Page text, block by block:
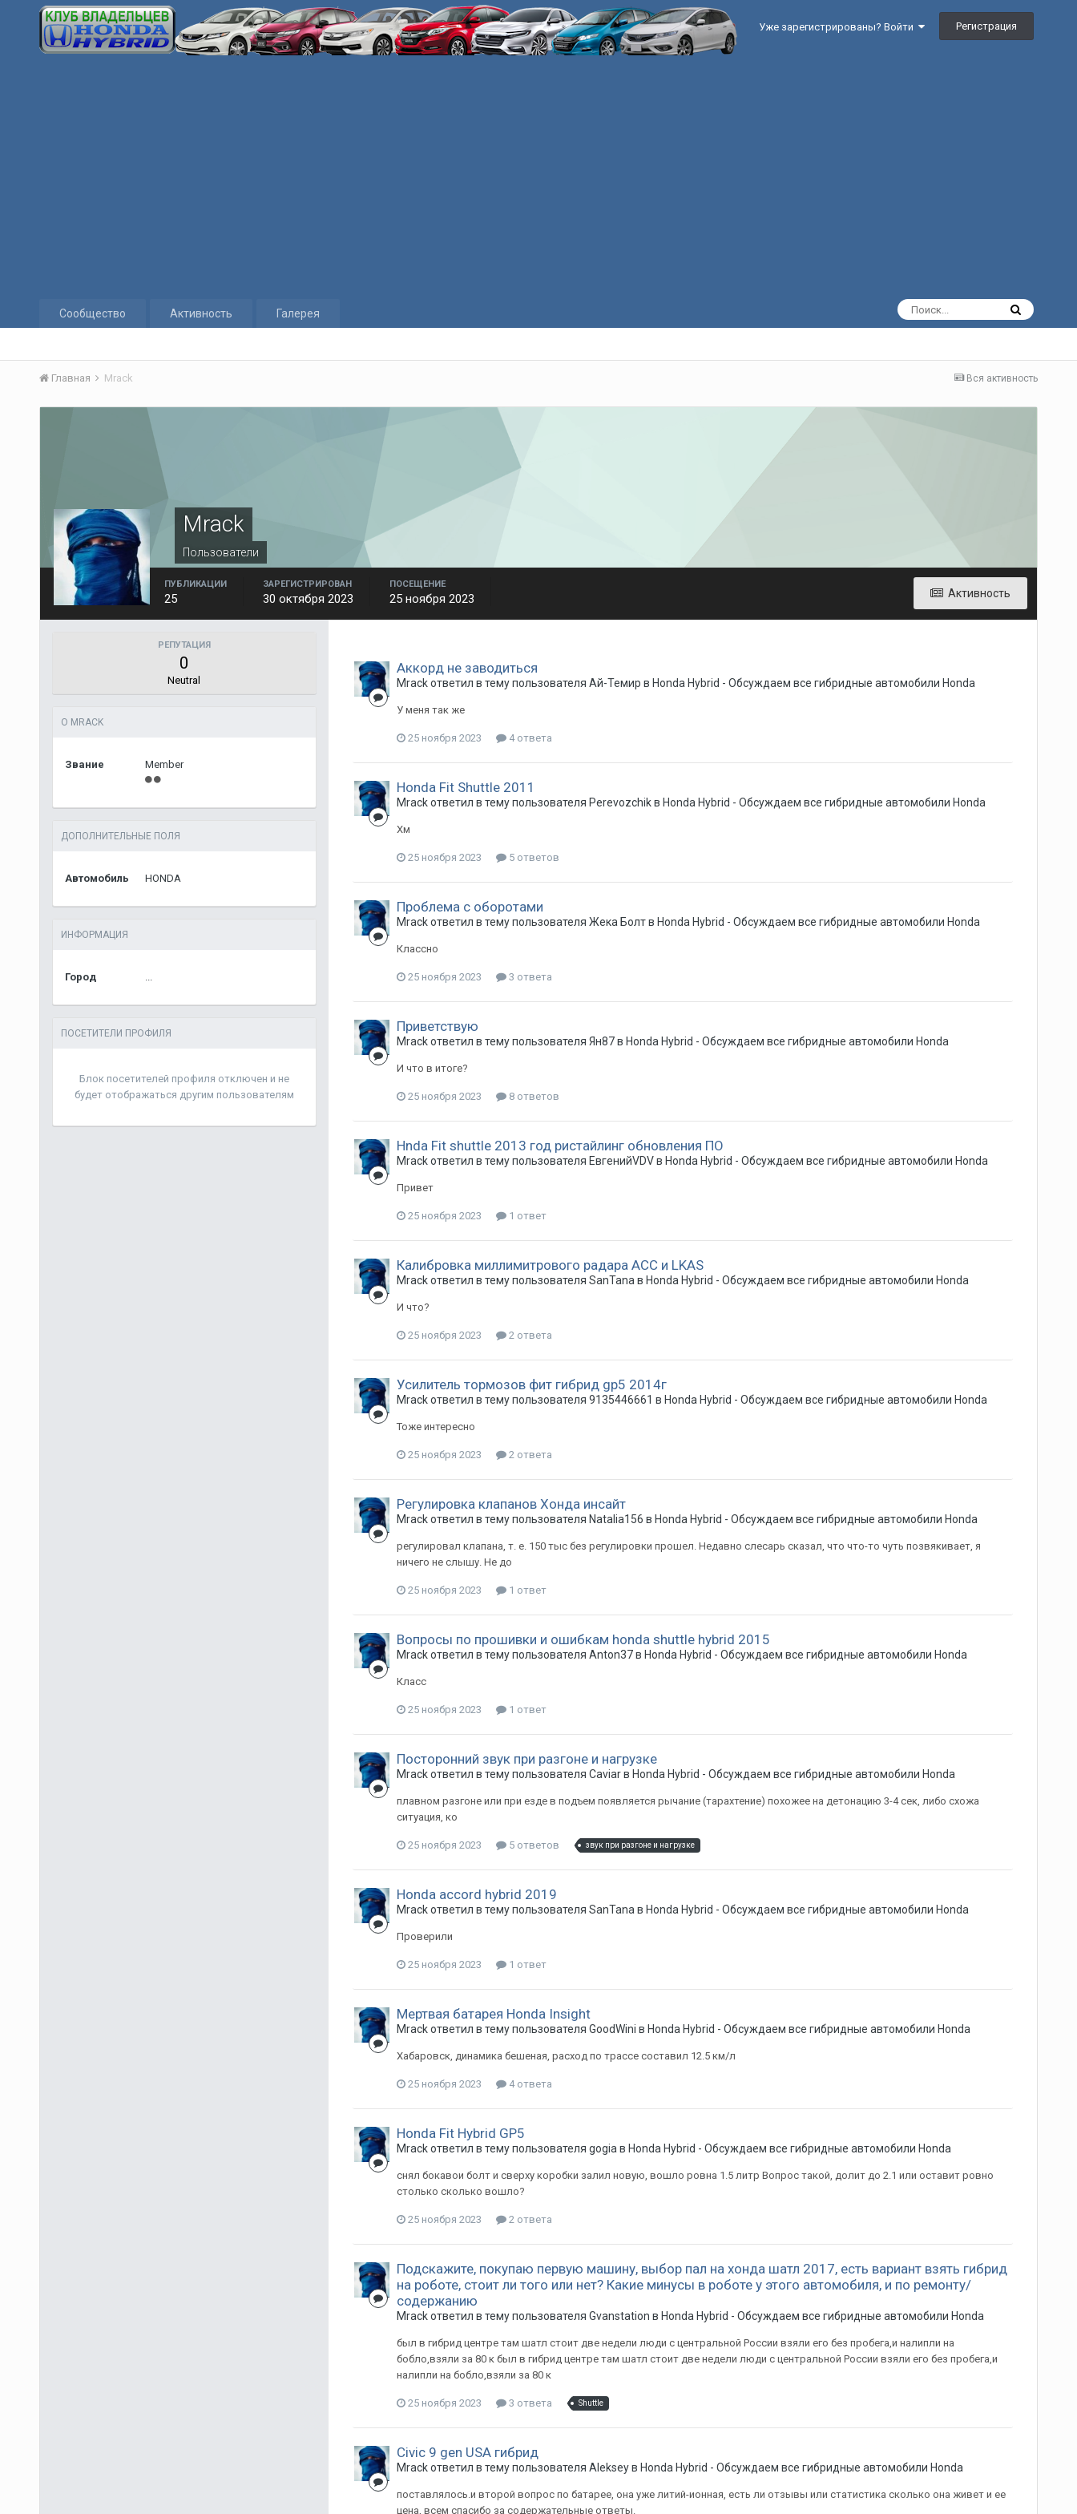
Уже зарегистрированы? Войти Регистрация
Сообщество Активность Галерея
Вся активность
Главная Mrack
Mrack
Пользователи
Активность
ПУБЛИКАЦИИ
25
ЗАРЕГИСТРИРОВАН
30 октября 2023
ПОСЕЩЕНИЕ
25 ноября 2023
РЕПУТАЦИЯ
0
Neutral
О MRACK
Звание Member
ДОПОЛНИТЕЛЬНЫЕ ПОЛЯ
Автомобиль HONDA
ИНФОРМАЦИЯ
Город ...
ПОСЕТИТЕЛИ ПРОФИЛЯ
Блок посетителей профиля отключен и не
будет отображаться другим пользователям
Аккорд не заводиться
Mrackответил в тему пользователя Ай-Темир в Honda Hybrid - Обсуждаем все гибридные автомобили Honda
У меня так же
25 ноября 2023 4 ответа
Honda Fit Shuttle 2011
Mrackответил в тему пользователя Perevozchikв Honda Hybrid - Обсуждаем все гибридные автомобили Honda
Хм
25 ноября 2023 5 ответов
Проблема с оборотами
Mrackответил в тему пользователя Жека Болтв Honda Hybrid - Обсуждаем все гибридные автомобили Honda
Классно
25 ноября 2023 3 ответа
Приветствую
Mrackответил в тему пользователя Ян87в Honda Hybrid - Обсуждаем все гибридные автомобили Honda
И что в итоге?
25 ноября 2023 8 ответов
Hnda Fit shuttle 2013 год ристайлинг обновления ПО
Mrackответил в тему пользователя ЕвгенийVDVв Honda Hybrid - Обсуждаем все гибридные автомобили Honda
Привет
25 ноября 2023 1 ответ
Калибровка миллимитрового радара ACC и LKAS
Mrackответил в тему пользователя SanTana в Honda Hybrid - Обсуждаем все гибридные автомобили Honda
И что?
25 ноября 2023 2 ответа
Усилитель тормозов фит гибрид gp5 2014г
Mrackответил в тему пользователя 9135446661 в Honda Hybrid - Обсуждаем все гибридные автомобили Honda
Тоже интересно
25 ноября 2023 2 ответа
Регулировка клапанов Хонда инсайт
Mrackответил в тему пользователя Natalia156 в Honda Hybrid - Обсуждаем все гибридные автомобили Honda
регулировал клапана, т. е. 150 тыс без регулировки прошел. Недавно слесарь сказал, что что-то чуть позвякивает, я
ничего не слышу. Не до
25 ноября 2023 1 ответ
Вопросы по прошивки и ошибкам honda shuttle hybrid 2015
Mrackответил в тему пользователя Anton37в Honda Hybrid - Обсуждаем все гибридные автомобили Honda
Класс
25 ноября 2023 1 ответ
Посторонний звук при разгоне и нагрузке
Mrackответил в тему пользователя Caviarв Honda Hybrid - Обсуждаем все гибридные автомобили Honda
плавном разгоне или при езде в подъем появляется рычание (тарахтение) похожее на детонацию 3-4 сек, либо схожа
ситуация, ко
25 ноября 2023 5 ответов звук при разгоне и нагрузке
Honda accord hybrid 2019
Mrackответил в тему пользователя SanTana в Honda Hybrid - Обсуждаем все гибридные автомобили Honda
Проверили
25 ноября 2023 1 ответ
Мертвая батарея Honda Insight
Mrackответил в тему пользователя GoodWini в Honda Hybrid - Обсуждаем все гибридные автомобили Honda
Хабаровск, динамика бешеная, расход по трассе составил 12.5 км/л
25 ноября 2023 4 ответа
Honda Fit Hybrid GP5
Mrackответил в тему пользователя gogia в Honda Hybrid - Обсуждаем все гибридные автомобили Honda
снял бокавои болт и сверху коробки залил новую, вошло ровна 1.5 литр Вопрос такой, долит до 2.1 или оставит ровно
столько сколько вошло?
25 ноября 2023 2 ответа
Подскажите, покупаю первую машину, выбор пал на хонда шатл 2017, есть вариант взять гибрид
на роботе, стоит ли того или нет? Какие минусы в роботе у этого автомобиля, и по ремонту/
содержанию
Mrackответил в тему пользователя Gvanstation в Honda Hybrid - Обсуждаем все гибридные автомобили Honda
был в гибрид центре там шатл стоит две недели люди с центральной России взяли его без пробега,и налипли на
бобло,взяли за 80 к был в гибрид центре там шатл стоит две недели люди с центральной России взяли его без пробега,и
налипли на бобло,взяли за 80 к
25 ноября 2023 3 ответа Shuttle
Civic 9 gen USA гибрид
Mrackответил в тему пользователя Alekseyв Honda Hybrid - Обсуждаем все гибридные автомобили Honda
поставлялось.и второй вопрос по батарее, она уже литий-ионная, есть ли отзывы или статистика сколько она живет и ее
цена, всем спасибо за содержательные ответы.